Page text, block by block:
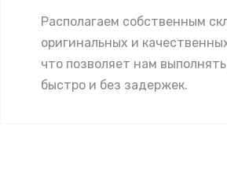
Располагаем собственным
оригинальных и
что позволяет нам
быстро и без задержек.